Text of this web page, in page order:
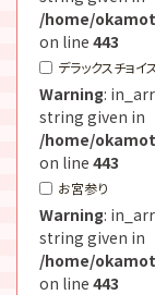
/home/
on line 443
デラックスチョイ
Warning:
string given in
/home/
on line 443
お宮参り
Warning:
string given in
/home/
on line 443